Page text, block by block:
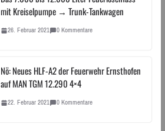
mit Kreiselpumpe → Trunk-Tankwagen
26. Februar 2021 0 Kommentare
Nö: Neues HLF-A2 der Feuerwehr Ernsthofen
auf MAN TGM 12.290 4×4
22. Februar 2021 0 Kommentare